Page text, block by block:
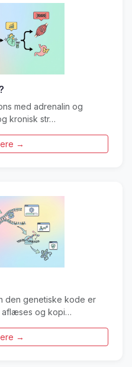
med adrenalin og
kronisk str…
→
den genetiske kode er
aflæses og kopi…
→